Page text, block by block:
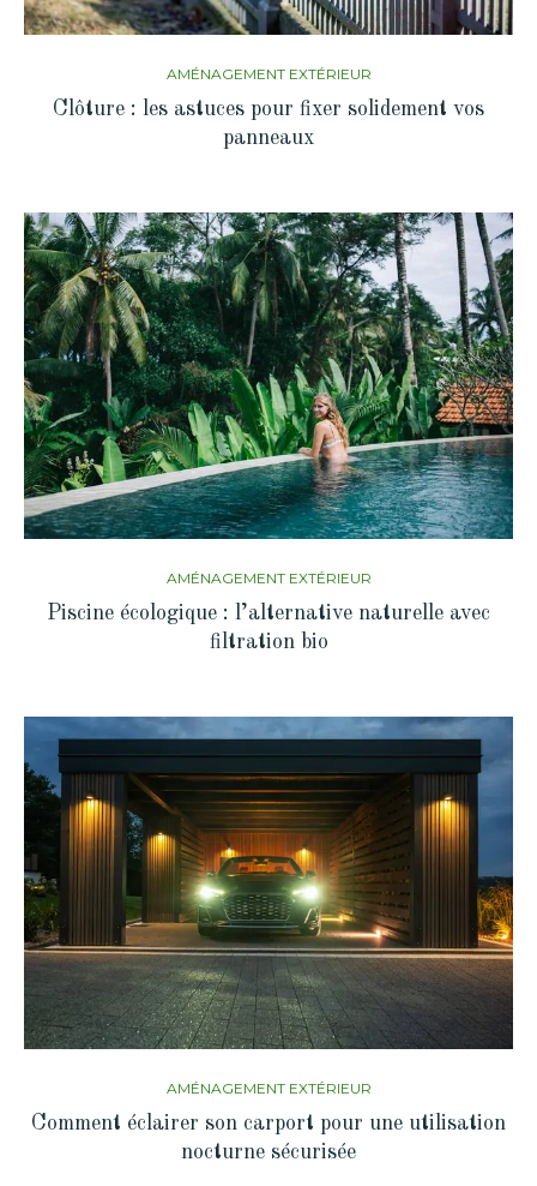
AMÉNAGEMENT EXTÉRIEUR
Clôture : les astuces pour fixer solidement vos
panneaux
AMÉNAGEMENT EXTÉRIEUR
Piscine écologique : l’alternative naturelle avec
filtration bio
AMÉNAGEMENT EXTÉRIEUR
Comment éclairer son carport pour une utilisation
nocturne sécurisée